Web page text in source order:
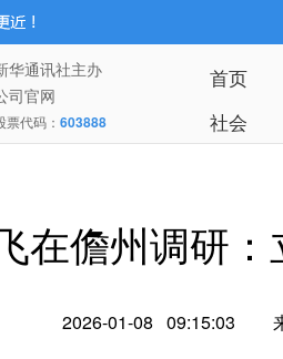
华通讯社主办
司官网
票代码： 603888
首页
社会
在儋州调研
2026-01-08 09:15:03